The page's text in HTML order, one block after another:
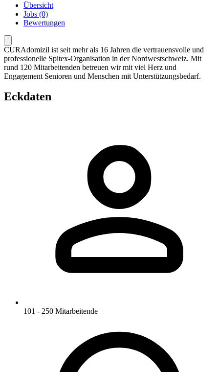
Übersicht
Jobs (0)
Bewertungen
CURAdomizil ist seit mehr als 16 Jahren die vertrauensvolle und
professionelle Spitex-Organisation in der Nordwestschweiz. Mit
rund 120 Mitarbeitenden betreuen wir mit viel Herz und
Engagement Senioren und Menschen mit Unterstützungsbedarf.
Eckdaten
101 - 250 Mitarbeitende